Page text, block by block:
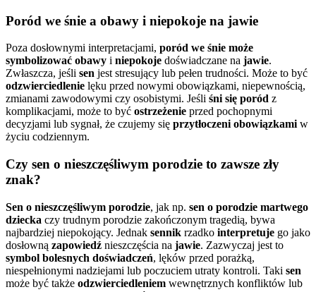
Poród we śnie a obawy i niepokoje na jawie
Poza dosłownymi interpretacjami, poród we śnie może
symbolizować obawy i niepokoje doświadczane na jawie.
Zwłaszcza, jeśli sen jest stresujący lub pełen trudności. Może to być
odzwierciedlenie lęku przed nowymi obowiązkami, niepewnością,
zmianami zawodowymi czy osobistymi. Jeśli śni się poród z
komplikacjami, może to być ostrzeżenie przed pochopnymi
decyzjami lub sygnał, że czujemy się przytłoczeni obowiązkamiw
życiu codziennym.
Czy sen o nieszczęśliwym porodzie to zawsze zły
znak?
Sen o nieszczęśliwym porodzie, jak np. sen o porodzie martwego
dziecka czy trudnym porodzie zakończonym tragedią, bywa
najbardziej niepokojący. Jednak sennik rzadko interpretuje go jako
dosłowną zapowiedź nieszczęścia na jawie. Zazwyczaj jest to
symbol bolesnych doświadczeń, lęków przed porażką,
niespełnionymi nadziejami lub poczuciem utraty kontroli. Taki sen
może być także odzwierciedleniem wewnętrznych konfliktów lub